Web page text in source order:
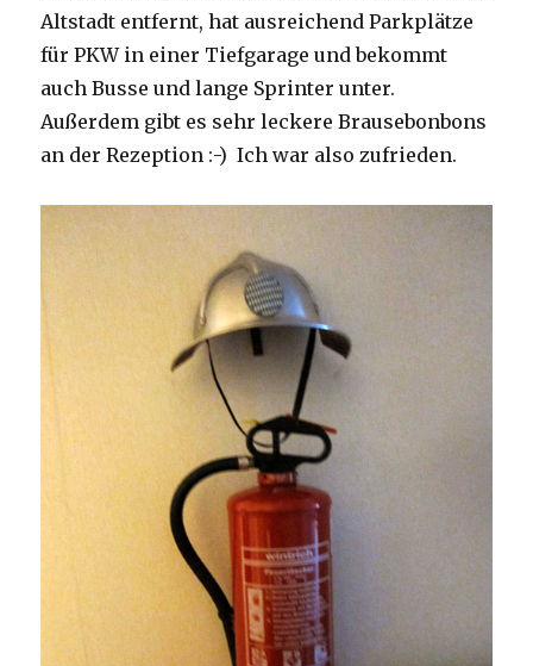
Altstadt entfernt, hat ausreichend Parkplätze
für PKW in einer Tiefgarage und bekommt
auch Busse und lange Sprinter unter.
Außerdem gibt es sehr leckere Brausebonbons
an der Rezeption :-) Ich war also zufrieden.